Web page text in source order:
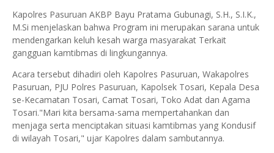
Kapolres Pasuruan AKBP Bayu Pratama Gubunagi, S.H., S.I.K.,
M.Si menjelaskan bahwa Program ini merupakan sarana untuk
mendengarkan keluh kesah warga masyarakat Terkait
gangguan kamtibmas di lingkungannya.
Acara tersebut dihadiri oleh Kapolres Pasuruan, Wakapolres
Pasuruan, PJU Polres Pasuruan, Kapolsek Tosari, Kepala Desa
se-Kecamatan Tosari, Camat Tosari, Toko Adat dan Agama
Tosari."Mari kita bersama-sama mempertahankan dan
menjaga serta menciptakan situasi kamtibmas yang Kondusif
di wilayah Tosari," ujar Kapolres dalam sambutannya.